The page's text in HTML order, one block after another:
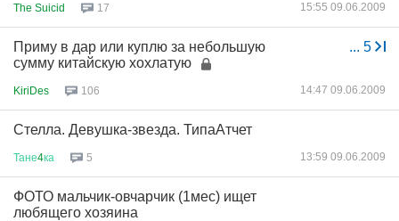
The Suicid 17 15:55 09.06.2009
... 5
Приму в дар или куплю за небольшую
сумму китайскую хохлатую
KiriDes 106 14:47 09.06.2009
Стелла. Девушка-звезда. ТипаАтчет
Тане4ка 5 13:59 09.06.2009
ФОТО мальчик-овчарчик (1мес) ищет
любящего хозяина